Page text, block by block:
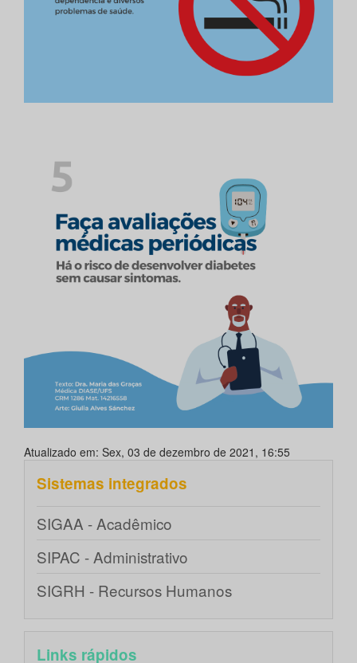
Atualizado em: Sex, 03 de dezembro de 2021, 16:55
Sistemas integrados
SIGAA - Acadêmico
SIPAC - Administrativo
SIGRH - Recursos Humanos
Links rápidos